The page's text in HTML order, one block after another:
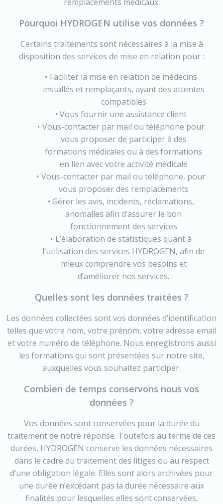
Pourquoi HYDROGEN utilise vos données ?
Certains traitements sont nécessaires à la mise à
disposition des services de mise en relation pour :
Faciliter la mise en relation de médecins
installés et remplaçants, ayant des attentes
compatibles
Vous fournir une assistance client
Vous-contacter par mail ou téléphone pour
vous proposer de participer à des
formations médicales ou à des formations
en lien avec votre activité médicale
Vous-contacter par mail ou téléphone, pour
vous proposer des remplacements
Gérer les avis, incidents, réclamations,
anomalies afin d’assurer le bon
fonctionnement des services
L’élaboration de statistiques quant à
l’utilisation des services HYDROGEN, afin de
mieux comprendre vos besoins et
d’améliorer nos services.
Quelles sont les données traitées ?
Les données collectées sont vos données d’identification
telles que votre nom, votre prénom, votre adresse email
et votre numéro de téléphone. Nous enregistrons aussi
les formations qui sont présentées sur notre site,
auxquelles vous souhaitez participer.
Combien de temps conservons nous vos
données ?
Vos données sont conservées pour la durée du
traitement de notre réponse. Toutefois au terme de ces
durées, HYDROGEN conserve les données nécessaires
dans le cadre du traitement des litiges ou au respect
d’une obligation légale. Elles sont alors archivées pour
une durée n’excédant pas la durée nécessaire aux
finalités pour lesquelles elles sont conservées,